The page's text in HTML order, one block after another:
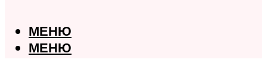
МЕНЮ
МЕНЮ